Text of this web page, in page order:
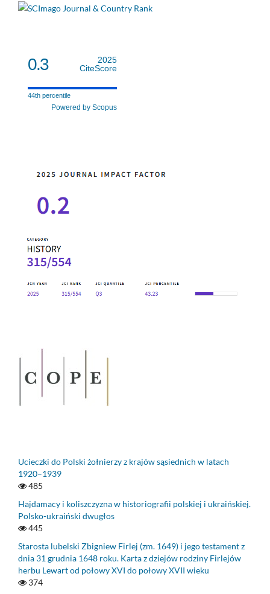
0.3
2025
CiteScore
44th percentile
Powered by Scopus
Ucieczki do Polski żołnierzy z krajów sąsiednich w latach
1920–1939
485
Hajdamacy i koliszczyzna w historiografii polskiej i ukraińskiej.
Polsko-ukraiński dwugłos
445
Starosta lubelski Zbigniew Firlej (zm. 1649) i jego testament z
dnia 31 grudnia 1648 roku. Karta z dziejów rodziny Firlejów
herbu Lewart od połowy XVI do połowy XVII wieku
374